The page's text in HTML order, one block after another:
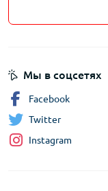
Мы в соцсетях
Facebook
Twitter
Instagram